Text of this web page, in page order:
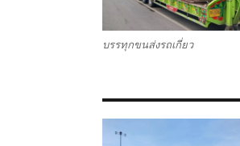
บรรทุกขนส่งรถเกี่ยว